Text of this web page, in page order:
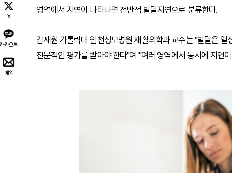
X
카오톡
메일
영역에서 지연이 나타나면 전반적 발달지연으로 분류한다.
김재원 가톨릭대 인천성모병원 재활의학과 교수는 "발달은
전문적인 평가를 받아야 한다"며 "여러 영역에서 동시에 지연